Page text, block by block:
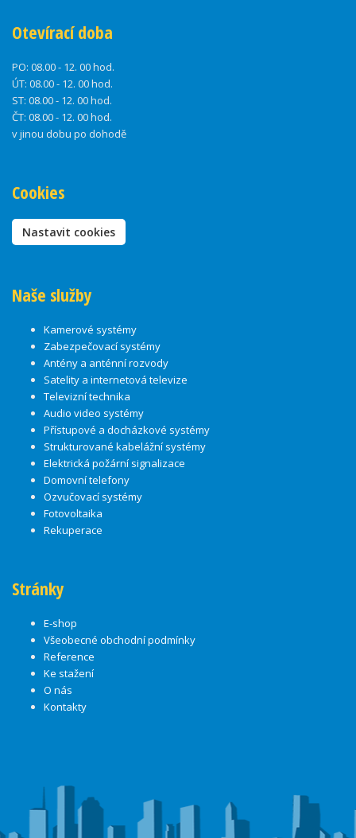
Otevírací doba
PO: 08.00 - 12. 00 hod.
ÚT: 08.00 - 12. 00 hod.
ST: 08.00 - 12. 00 hod.
ČT: 08.00 - 12. 00 hod.
v jinou dobu po dohodě
Cookies
Nastavit cookies
Naše služby
Kamerové systémy
Zabezpečovací systémy
Antény a anténní rozvody
Satelity a internetová televize
Televizní technika
Audio video systémy
Přístupové a docházkové systémy
Strukturované kabelážní systémy
Elektrická požární signalizace
Domovní telefony
Ozvučovací systémy
Fotovoltaika
Rekuperace
Stránky
E-shop
Všeobecné obchodní podmínky
Reference
Ke stažení
O nás
Kontakty